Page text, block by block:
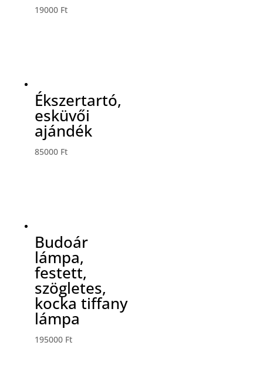
19000 Ft
Ékszertartó,
esküvői
ajándék
85000 Ft
Budoár
lámpa,
festett,
szögletes,
kocka tiffany
lámpa
195000 Ft